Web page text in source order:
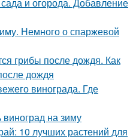
Немного о спаржевой
грибы после дождя. Как
дождя
винограда. Где
на зиму
10 лучших растений для